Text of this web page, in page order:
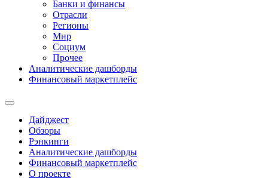
Банки и финансы
Отрасли
Регионы
Мир
Социум
Прочее
Аналитические дашборды
Финансовый маркетплейс
Дайджест
Обзоры
Рэнкинги
Аналитические дашборды
Финансовый маркетплейс
О проекте